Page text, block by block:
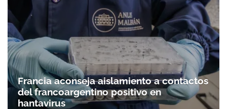
Francia aconseja aislamiento a contactos
del francoargentino positivo en
hantavirus